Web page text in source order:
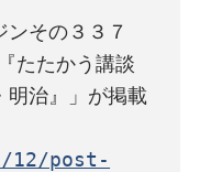
その３３７
たたかう講談
12/post-